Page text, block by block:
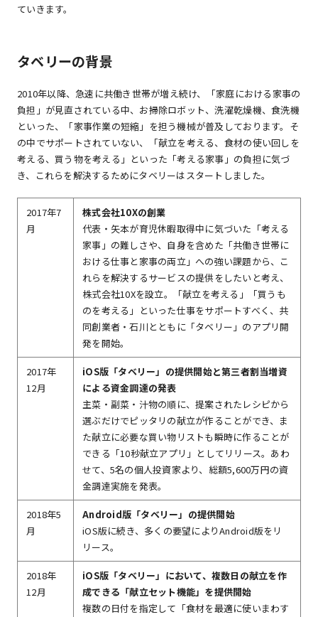
ていきます。
タベリーの背景
2010年以降、急速に共働き世帯が増え続け、「家庭における家事の
負担」が見直されている中、お掃除ロボット、洗濯乾燥機、食洗機
といった、「家事作業の短縮」を担う機械が普及しております。そ
の中でサポートされていない、「献立を考える、食材の使い回しを
考える、買う物を考える」といった「考える家事」の負担に気づ
き、これらを解決するためにタベリーはスタートしました。
2017年7
月
株式会社10Xの創業
代表・矢本が育児休暇取得中に気づいた「考える
家事」の難しさや、自身を含めた「共働き世帯に
おける仕事と家事の両立」への強い課題から、こ
れらを解決するサービスの提供をしたいと考え、
株式会社10Xを設立。「献立を考える」「買うも
のを考える」といった仕事をサポートすべく、共
同創業者・石川とともに「タベリー」のアプリ開
発を開始。
2017年
12月
iOS版「タベリー」の提供開始と第三者割当増資
による資金調達の発表
主菜・副菜・汁物の順に、提案されたレシピから
選ぶだけでピッタリの献立が作ることができ、ま
た献立に必要な買い物リストも瞬時に作ることが
できる「10秒献立アプリ」としてリリース。あわ
せて、5名の個人投資家より、総額5,600万円の資
金調達実施を発表。
2018年5
月
Android版「タベリー」の提供開始
iOS版に続き、多くの要望によりAndroid版をリ
リース。
2018年
12月
iOS版「タベリー」において、複数日の献立を作
成できる「献立セット機能」を提供開始
複数の日付を指定して「食材を最適に使いまわす